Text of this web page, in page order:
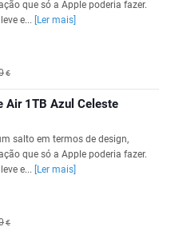
que só a Apple poderia fazer.
e...
[Ler mais]
€
Air 1TB Azul Celeste
salto em termos de design,
que só a Apple poderia fazer.
e...
[Ler mais]
€